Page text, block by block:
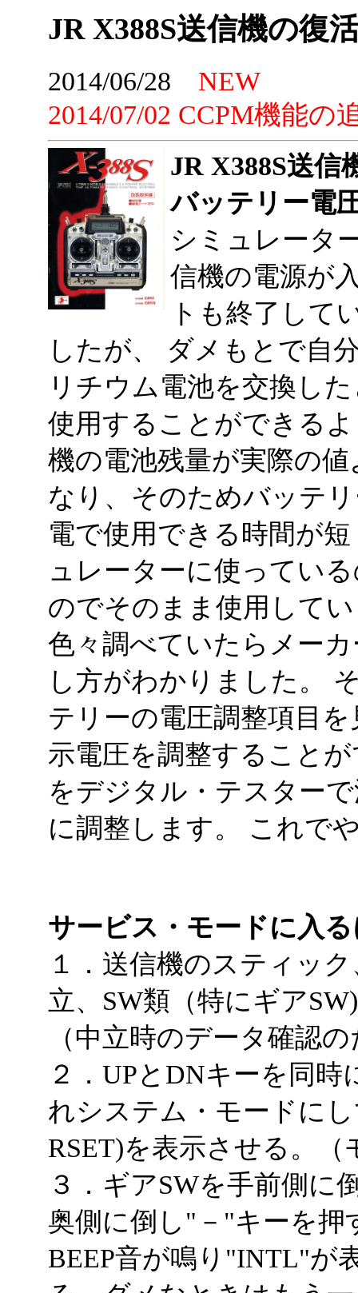
JR X388S送信機の復
2014/06/28 NEW
2014/07/02 CCPM機能の
JR X388S送信
バッテリー電
シミュレータ
信機の電源が
トも終了して
したが、 ダメもとで自
リチウム電池を交換し
使用することができる
機の電池残量が実際の
なり、そのためバッテ
電で使用できる時間が
ュレーターに使ってい
のでそのまま使用して
色々調べていたらメー
し方がわかりました。
テリーの電圧調整項目
示電圧を調整すること
をデジタル・テスター
に調整します。 これで
サービス・モードに入
１．送信機のスティッ
立、SW類（特にギア
（中立時のデータ確認
２．UPとDNキーを同
れシステム・モードに
RSET)を表示させる。
３．ギアSWを手前側に
奥側に倒し"－"キーを押
BEEP音が鳴り"INTL"が